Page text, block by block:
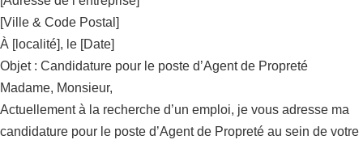
[Ville & Code Postal]
À [localité], le [Date]
Objet : Candidature pour le poste d’Agent de Propreté
Madame, Monsieur,
Actuellement à la recherche d’un emploi, je vous adresse ma
candidature pour le poste d’Agent de Propreté au sein de votre